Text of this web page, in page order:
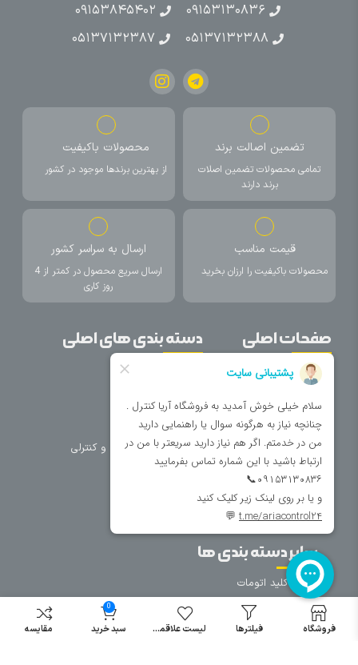
۰۹۱۵۳۱۳۰۸۳۶
۰۹۱۵۳۸۴۵۴۰۲
۰۵۱۳۷۱۳۲۳۸۸
۰۵۱۳۷۱۳۲۳۸۷
تضمین اصالت برند
تمامی محصولات تضمین اصلات
برند دارند
محصولات باکیفیت
از بهترین برندها موجود در کشور
قیمت مناسب
محصولات باکیفیت را ارزان بخرید
ارسال به سراسر کشور
ارسال سریع محصول در کمتر از 4
روز کاری
صفحات اصلی
خانه
درباره ما
تماس با ما
فروشگاه
دسته بندی های اصلی
اتوماسیون
تجهیزات تابلویی
تجهیزات حفاظتی و کنترلی
روشنایی
سایر دسته بندی ها
خرید کلید اتومات
خرید کنتاکتور
خرید فیوز
فروشگاه فیلترها لیست علاقمندی
0
سبد خرید مقایسه